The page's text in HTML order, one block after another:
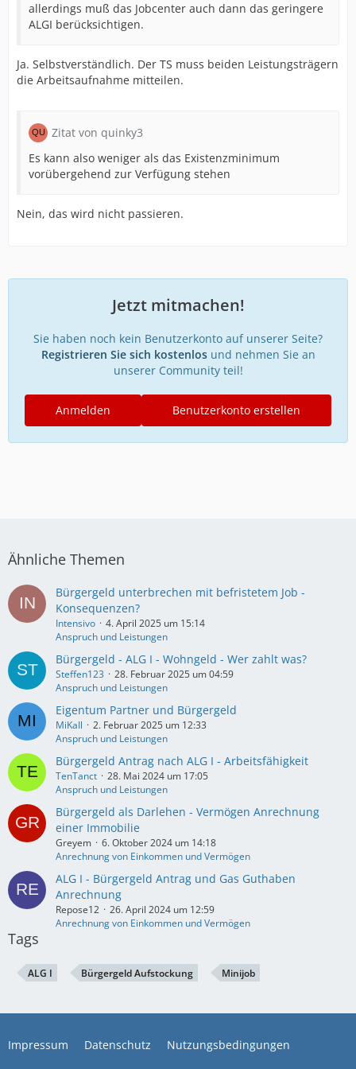
allerdings muß das Jobcenter auch dann das geringere
ALGI berücksichtigen.
Ja. Selbstverständlich. Der TS muss beiden Leistungsträgern
die Arbeitsaufnahme mitteilen.
Zitat von quinky3
Es kann also weniger als das Existenzminimum
vorübergehend zur Verfügung stehen
Nein, das wird nicht passieren.
Jetzt mitmachen!
Sie haben noch kein Benutzerkonto auf unserer Seite?
Registrieren Sie sich kostenlosund nehmen Sie an
unserer Community teil!
Benutzerkonto erstellen
Anmelden
Ähnliche Themen
Bürgergeld unterbrechen mit befristetem Job -
Konsequenzen?
Intensivo
4. April 2025 um 15:14
Anspruch und Leistungen
Bürgergeld - ALG I - Wohngeld - Wer zahlt was?
Steffen123
28. Februar 2025 um 04:59
Anspruch und Leistungen
Eigentum Partner und Bürgergeld
MiKaIl
2. Februar 2025 um 12:33
Anspruch und Leistungen
Bürgergeld Antrag nach ALG I - Arbeitsfähigkeit
TenTanct
28. Mai 2024 um 17:05
Anspruch und Leistungen
Bürgergeld als Darlehen - Vermögen Anrechnung
einer Immobilie
Greyem
6. Oktober 2024 um 14:18
Anrechnung von Einkommen und Vermögen
ALG I - Bürgergeld Antrag und Gas Guthaben
Anrechnung
Repose12
26. April 2024 um 12:59
Anrechnung von Einkommen und Vermögen
Tags
ALG I Bürgergeld Aufstockung Minijob
Impressum Datenschutz Nutzungsbedingungen